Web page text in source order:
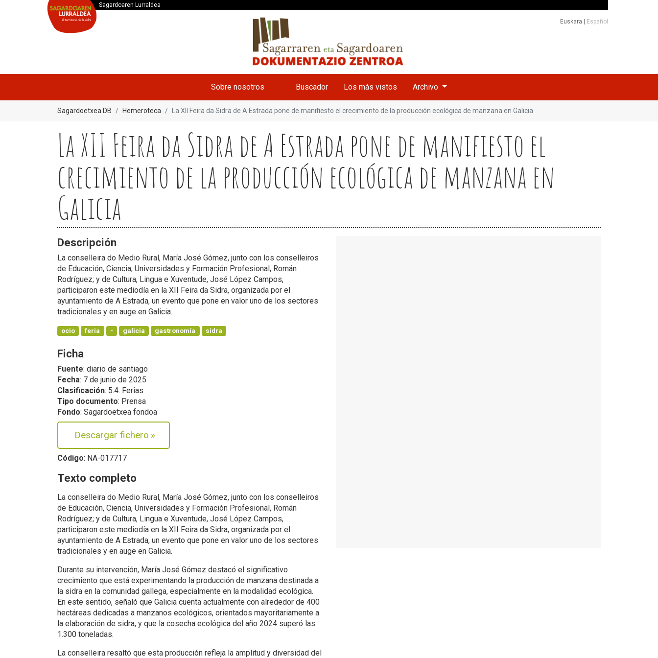
Sagardoaren Lurraldea
Euskara Español
Sobre nosotros Buscador Los más vistos Archivo
Sagardoetxea DB Hemeroteca La XII Feira da Sidra de A Estrada pone de manifiesto el crecimiento de la producción ecológica de manzana en Galicia
La XII Feira da Sidra de A Estrada pone de manifiesto el
crecimiento de la producción ecológica de manzana en
Galicia
Descripción
La conselleira do Medio Rural, María José Gómez, junto con los conselleiros
de Educación, Ciencia, Universidades y Formación Profesional, Román
Rodríguez; y de Cultura, Lingua e Xuventude, José López Campos,
participaron este mediodía en la XII Feira da Sidra, organizada por el
ayuntamiento de A Estrada, un evento que pone en valor uno de los sectores
tradicionales y en auge en Galicia.
ocio feria - galicia gastronomía sidra
Ficha
Fuente: diario de santiago
Fecha: 7 de junio de 2025
Clasificación: 5.4. Ferias
Tipo documento: Prensa
Fondo: Sagardoetxea fondoa
Descargar fichero »
Código: NA-017717
Texto completo
La conselleira do Medio Rural, María José Gómez, junto con los conselleiros
de Educación, Ciencia, Universidades y Formación Profesional, Román
Rodríguez; y de Cultura, Lingua e Xuventude, José López Campos,
participaron este mediodía en la XII Feira da Sidra, organizada por el
ayuntamiento de A Estrada, un evento que pone en valor uno de los sectores
tradicionales y en auge en Galicia.
Durante su intervención, María José Gómez destacó el significativo
crecimiento que está experimentando la producción de manzana destinada a
la sidra en la comunidad gallega, especialmente en la modalidad ecológica.
En este sentido, señaló que Galicia cuenta actualmente con alrededor de 400
hectáreas dedicadas a manzanos ecológicos, orientados mayoritariamente a
la elaboración de sidra, y que la cosecha ecológica del año 2024 superó las
1.300 toneladas.
La conselleira resaltó que esta producción refleja la amplitud y diversidad del